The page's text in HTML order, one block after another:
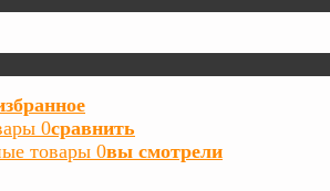
0сравнить
товары 0вы смотрели